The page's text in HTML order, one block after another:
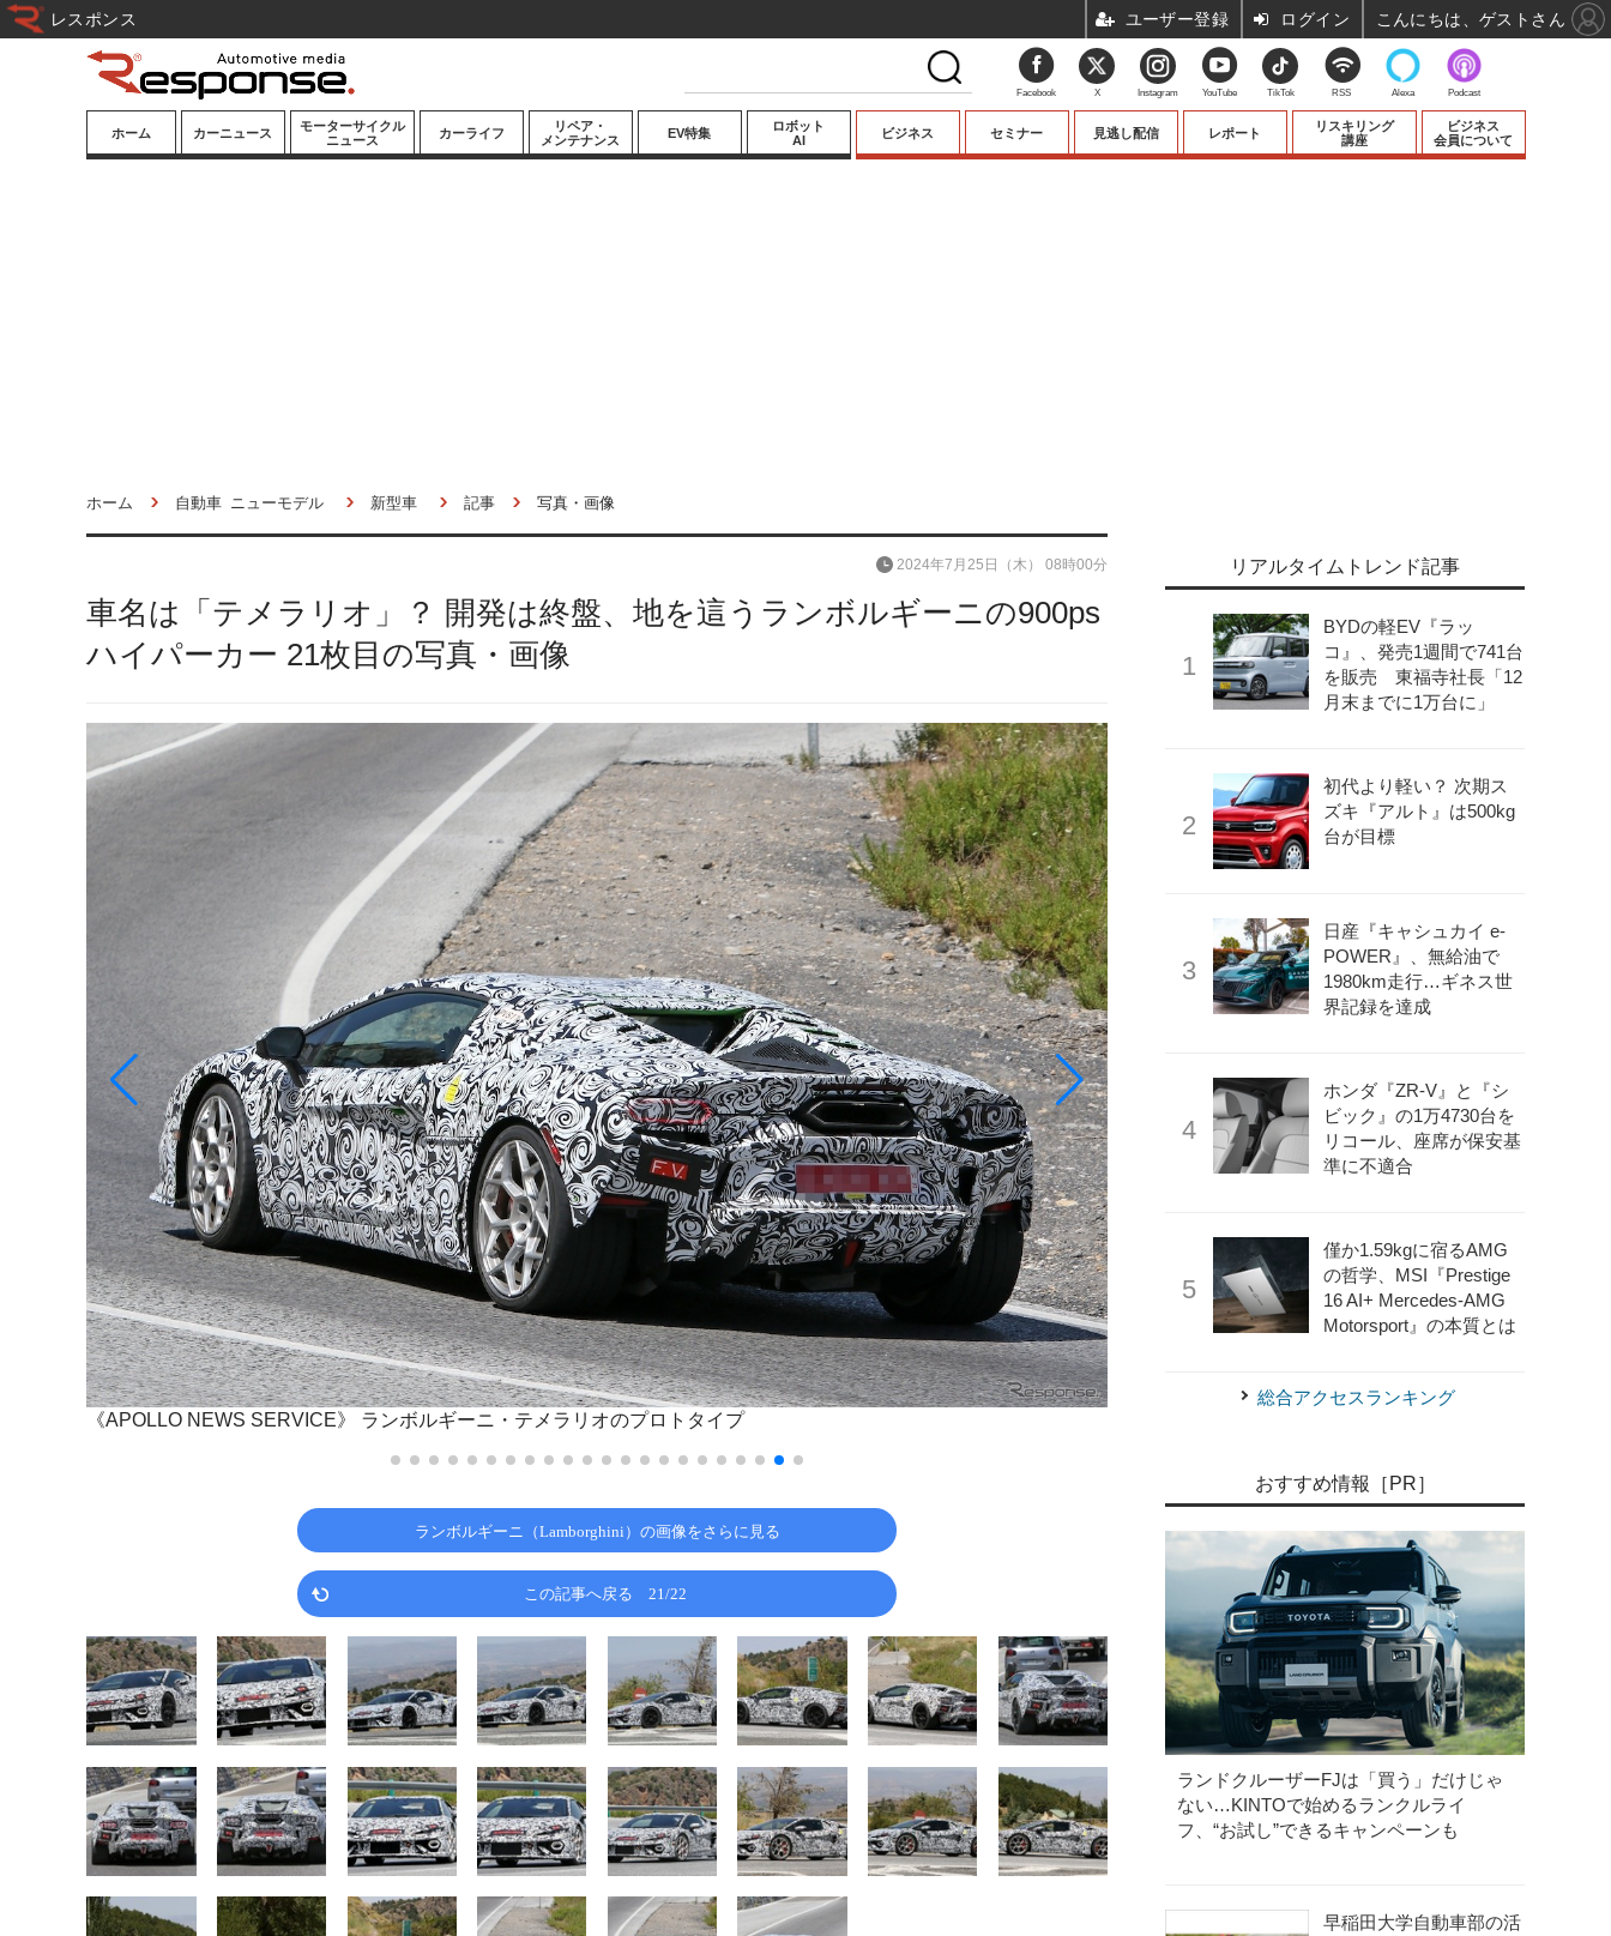
ホーム カーニュース
モーターサイクル
ニュース
カーライフ
リペア・
メンテナンス
EV特集
ロボット
AI
ビジネス セミナー 見逃し配信 レポート
リスキリング
講座
ビジネス
会員について
ホーム 自動車 ニューモデル 新型車 記事 写真・画像
車名は「テメラリオ」？ 開発は終盤、地を這うランボルギーニの900ps
ハイパーカー 21枚目の写真・画像
2024年7月25日（木） 08時00分
《APOLLO NEWS SERVICE》 ランボルギーニ・テメラリオのプロトタイプ
ランボルギーニ（Lamborghini）の画像をさらに見る
この記事へ戻る 21/22
リアルタイムトレンド記事
BYDの軽EV『ラッ
コ』、発売1週間で741台
を販売 東福寺社長「12
月末までに1万台に」
初代より軽い？ 次期ス
ズキ『アルト』は500kg
台が目標
日産『キャシュカイ e-
POWER』、無給油で
1980km走行…ギネス世
界記録を達成
ホンダ『ZR-V』と『シ
ビック』の1万4730台を
リコール、座席が保安基
準に不適合
僅か1.59kgに宿るAMG
の哲学、MSI『Prestige
16 AI+ Mercedes-AMG
Motorsport』の本質とは
総合アクセスランキング
おすすめ情報［PR］
ランドクルーザーFJは「買う」だけじゃ
ない…KINTOで始めるランクルライ
フ、“お試し”できるキャンペーンも
早稲田大学自動車部の活
Facebook X Instagram YouTube TikTok RSS Alexa Podcast
レスポンス ユーザー登録 ログイン こんにちは、ゲストさん